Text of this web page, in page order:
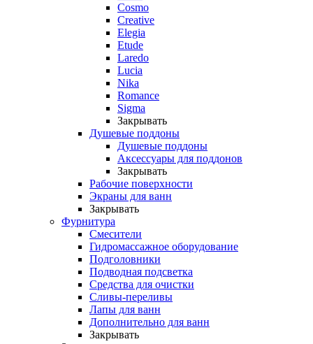
Cosmo
Creative
Elegia
Etude
Laredo
Lucia
Nika
Romance
Sigma
Закрывать
Душевые поддоны
Душевые поддоны
Аксессуары для поддонов
Закрывать
Рабочие поверхности
Экраны для ванн
Закрывать
Фурнитура
Смесители
Гидромассажное оборудование
Подголовники
Подводная подсветка
Средства для очистки
Сливы-переливы
Лапы для ванн
Дополнительно для ванн
Закрывать